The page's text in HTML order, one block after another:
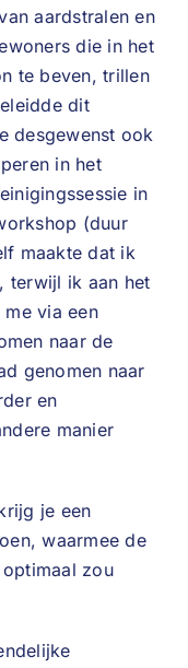
aardstralen en
die in het
te beven, trillen
dit
desgewenst ook
in het
in
(duur
maakte dat ik
terwijl ik aan het
me via een
naar de
genomen naar
en
manier
je een
waarmee de
zou